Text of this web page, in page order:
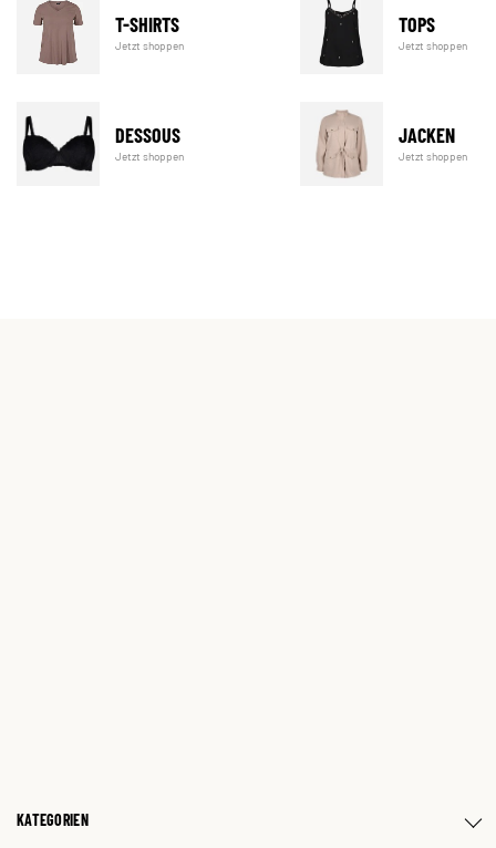
T-SHIRTS
Jetzt shoppen
TOPS
Jetzt shoppen
DESSOUS
Jetzt shoppen
JACKEN
Jetzt shoppen
KATEGORIEN